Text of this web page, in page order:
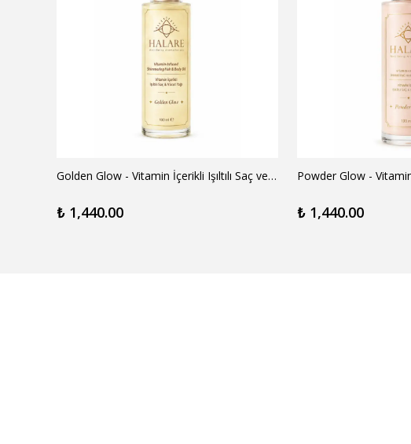
Golden Glow - Vitamin İçerikli Işıltılı Saç ve Vücut Yağı
₺ 1,440.00 ₺ 1,440.00